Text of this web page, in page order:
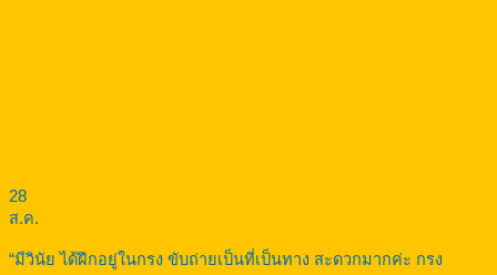
28
ส.ค.
“มีวินัย ได้ฝึกอยู่ในกรง ขับถ่ายเป็นที่เป็นทาง สะดวกมากค่ะ กรง